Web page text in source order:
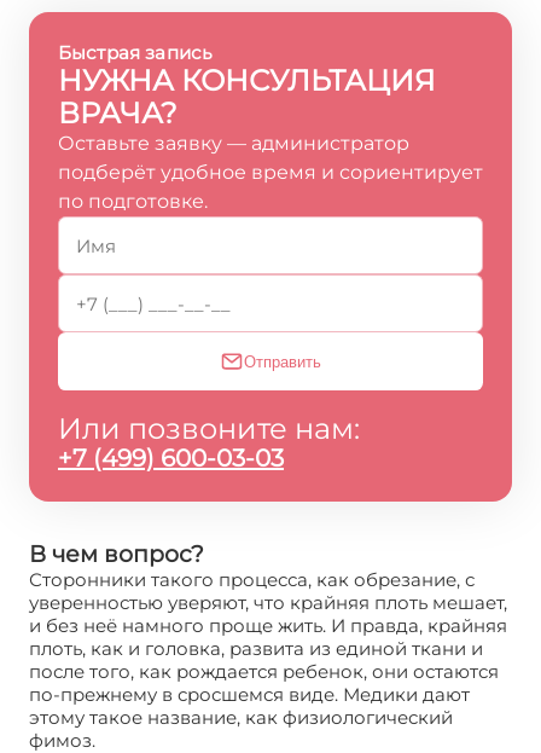
Быстрая запись
НУЖНА КОНСУЛЬТАЦИЯ
ВРАЧА?
Оставьте заявку — администратор
подберёт удобное время и сориентирует
по подготовке.
Отправить
Или позвоните нам:
+7 (499) 600-03-03
В чем вопрос?
Сторонники такого процесса, как обрезание, с
уверенностью уверяют, что крайняя плоть мешает,
и без неё намного проще жить. И правда, крайняя
плоть, как и головка, развита из единой ткани и
после того, как рождается ребенок, они остаются
по-прежнему в сросшемся виде. Медики дают
этому такое название, как физиологический
фимоз.